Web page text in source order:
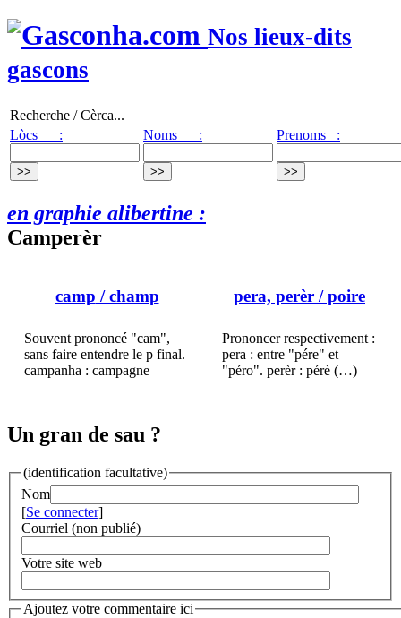
Nos lieux-dits
gascons
Recherche / Cèrca...
Lòcs :
Noms : Prenoms :
en graphie alibertine :
Camperèr
camp / champ
Souvent prononcé "cam",
sans faire entendre le p final.
campanha : campagne
pera, perèr / poire
Prononcer respectivement :
pera : entre "pére" et
"péro". perèr : pérè (…)
Un gran de sau ?
(identification facultative)
Nom
[Se connecter]
Courriel (non publié)
Votre site web
Ajoutez votre commentaire ici